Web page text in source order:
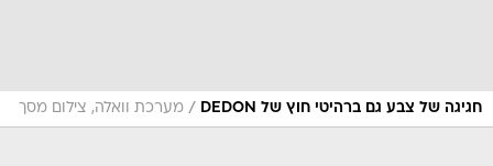
חגיגה של צבע גם ברהיטי חוץ של DEDON / מערכת וואלה, צילום מסך